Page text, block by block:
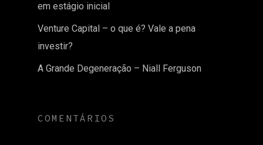
em estágio inicial
Venture Capital – o que é? Vale a pena
investir?
A Grande Degeneração – Niall Ferguson
COMENTÁRIOS